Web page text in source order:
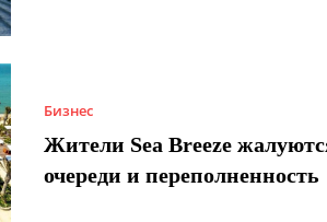
Бизнес
Жители Sea Breeze
очереди и переполненность